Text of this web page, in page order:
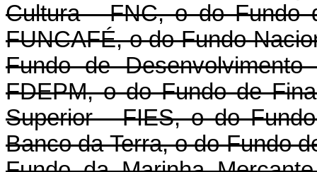
Cultura - FNC, o do Fundo
FUNCAFÉ, o do Fundo
Fundo de
FDEPM, o do Fundo de
Superior - FIES, o do
Banco da Terra, o do Fundo